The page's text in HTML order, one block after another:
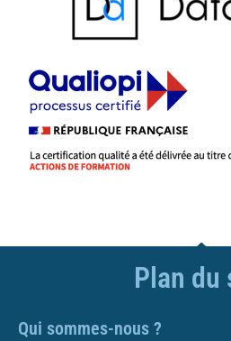
Plan du
Qui sommes-nous ?